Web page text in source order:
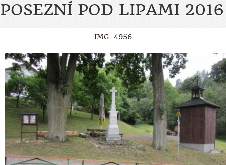
POSEZNÍ POD LIPAMI 2016
IMG_4956